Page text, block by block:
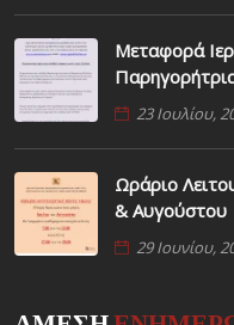
Μεταφορά
23 Ιουλίου,
Ωράριο
& Αυγούστου
29 Ιουνίου,